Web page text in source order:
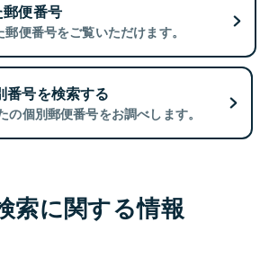
便番号
便番号をご覧いただけます。
番号を検索する
の個別郵便番号をお調べします。
索に関する情報